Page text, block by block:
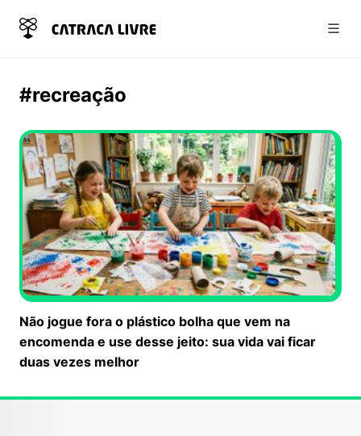
#recreação
Não jogue fora o plástico bolha que vem na
encomenda e use desse jeito: sua vida vai ficar
duas vezes melhor